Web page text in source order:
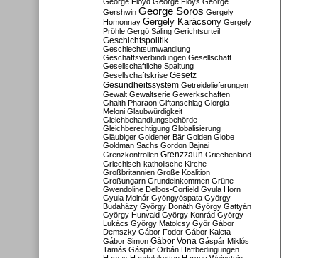
Gershwin George Soros Gergely
Homonnay Gergely Karácsony Gergely
Pröhle Gergő Sáling Gerichtsurteil
Geschichtspolitik
Geschlechtsumwandlung
Geschäftsverbindungen Gesellschaft
Gesellschaftliche Spaltung
Gesellschaftskrise Gesetz
Gesundheitssystem Getreidelieferungen
Gewalt Gewaltserie Gewerkschaften
Ghaith Pharaon Giftanschlag Giorgia
Meloni Glaubwürdigkeit
Gleichbehandlungsbehörde
Gleichberechtigung Globalisierung
Gläubiger Goldener Bär Golden Globe
Goldman Sachs Gordon Bajnai
Grenzkontrollen Grenzzaun Griechenland
Griechisch-katholische Kirche
Großbritannien Große Koalition
Großungarn Grundeinkommen Grüne
Gwendoline Delbos-Corfield Gyula Horn
Gyula Molnár Gyöngyöspata György
Budaházy György Donáth György Gattyán
György Hunvald György Konrád György
Lukács György Matolcsy Győr Gábor
Demszky Gábor Fodor Gábor Kaleta
Gábor Simon Gábor Vona Gáspár Miklós
Tamás Gáspár Orbán Haftbedingungen